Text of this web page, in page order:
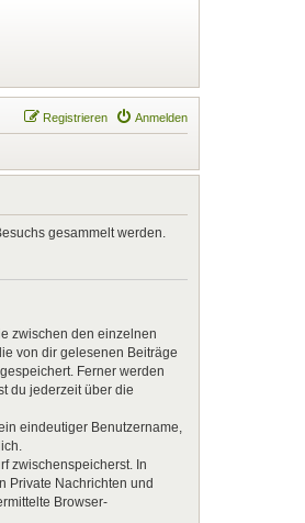
Anmelden
Registrieren
gesammelt werden.
zwischen den einzelnen
von dir gelesenen Beiträge
Ferner werden
du jederzeit über die
eindeutiger Benutzername,
zwischenspeicherst. In
Private Nachrichten und
Browser-